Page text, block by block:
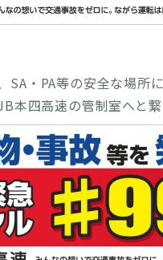
SA・PA等の安全な場
本四高速の管制室へと繋